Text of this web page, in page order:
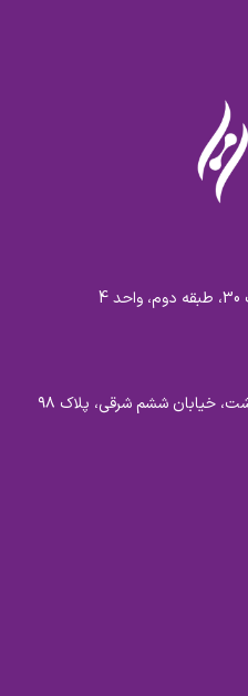
خیابان ششم شرقی، پلاک ۹۸